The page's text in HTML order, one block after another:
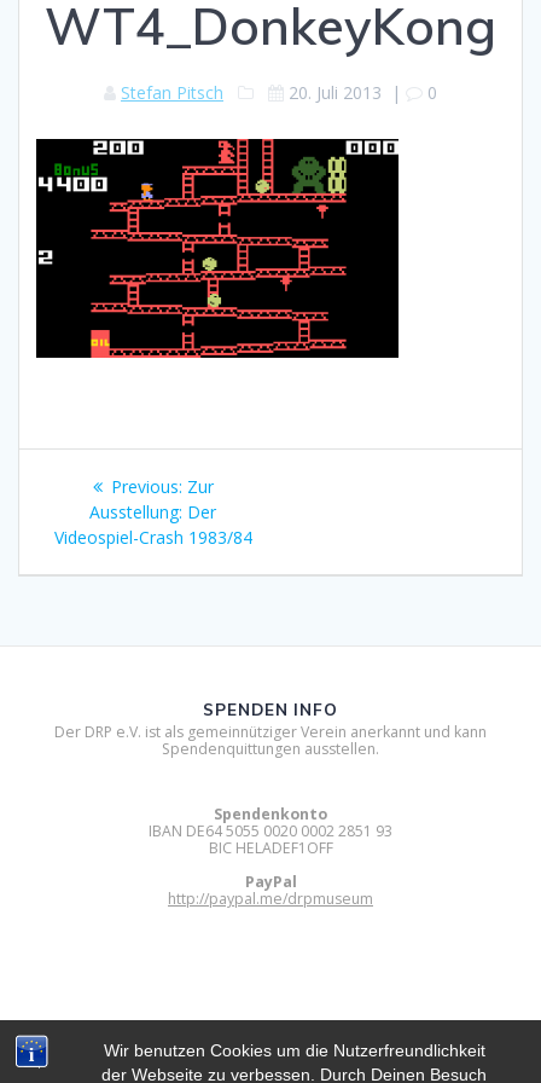
Wir benutzen Cookies um die Nutzerfreundlichkeit
der Webseite zu verbessen. Durch Deinen Besuch
WT4_DonkeyKong
Stefan Pitsch 20. Juli 2013 | 0
Beitragsnavigation
Previous: Previous
post:
Zur
Ausstellung: Der
Videospiel-Crash 1983/84
DIGITAL RETRO PARK E.V.
SPENDEN INFO
Der DRP e.V. ist als gemeinnütziger Verein anerkannt und kann
Spendenquittungen ausstellen.
Spendenkonto
IBAN DE64 5055 0020 0002 2851 93
BIC HELADEF1OFF
PayPal
http://paypal.me/drpmuseum